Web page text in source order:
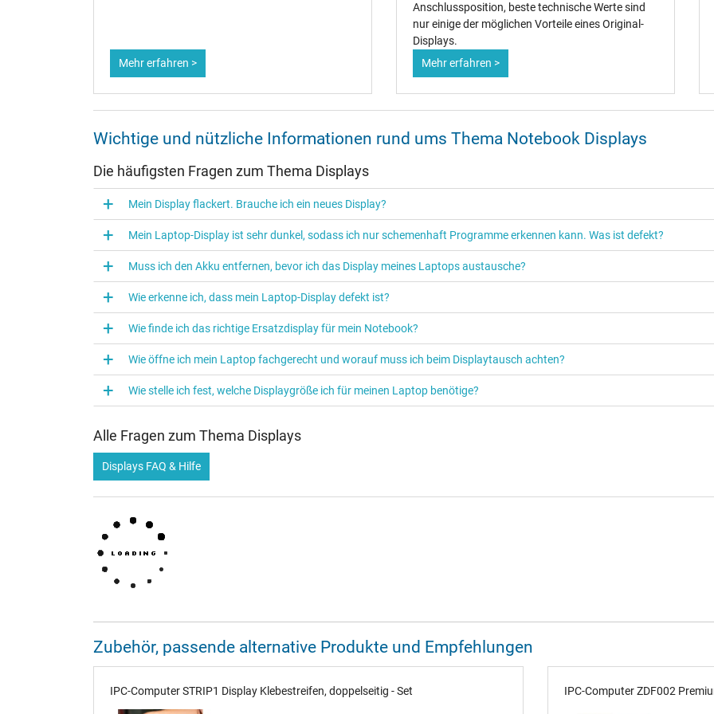
Mehr erfahren >
Anschlussposition, beste technische Werte sind
nur einige der möglichen Vorteile eines Original-
Displays.
Mehr erfahren >
Wichtige und nützliche Informationen rund ums Thema Notebook Displays
Die häufigsten Fragen zum Thema Displays
Mein Display flackert. Brauche ich ein neues Display?
Mein Laptop-Display ist sehr dunkel, sodass ich nur schemenhaft Programme erkennen kann. Was ist defekt?
Muss ich den Akku entfernen, bevor ich das Display meines Laptops austausche?
Wie erkenne ich, dass mein Laptop-Display defekt ist?
Wie finde ich das richtige Ersatzdisplay für mein Notebook?
Wie öffne ich mein Laptop fachgerecht und worauf muss ich beim Displaytausch achten?
Wie stelle ich fest, welche Displaygröße ich für meinen Laptop benötige?
Alle Fragen zum Thema Displays
Displays FAQ & Hilfe
Zubehör, passende alternative Produkte und Empfehlungen
IPC-Computer STRIP1 Display Klebestreifen, doppelseitig - Set IPC-Computer ZDF002